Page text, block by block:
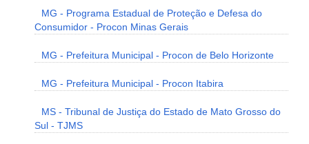
MG - Programa Estadual de Proteção e Defesa do
Consumidor - Procon Minas Gerais
MG - Prefeitura Municipal - Procon de Belo Horizonte
MG - Prefeitura Municipal - Procon Itabira
MS - Tribunal de Justiça do Estado de Mato Grosso do
Sul - TJMS